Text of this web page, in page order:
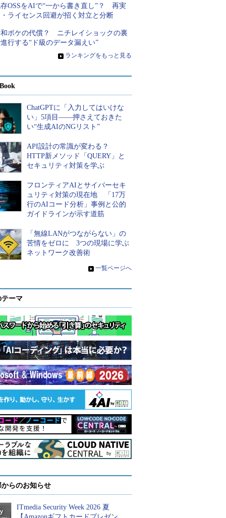
OSSをAIで“一から書き直し”？ 再実
ライセンス回避が招く対立と分断
ボケの代償？ ニチレイショックの裏
行する“ド級のデータ漏えい”
» ランキングをもっと見る
ChatGPTに「入力してはいけな
い」5項目――押さえておきた
い“生成AIのNGリスト”
API設計の常識が変わる？
HTTP新メソッド「QUERY」と
セキュリティ対策を学ぶ
フロンティアAIとサイバーセキ
ュリティ対策の現在地 「17万
行のAIコード分析」事例と公的
ガイドラインが示す道筋
「無線LANがつながらない」の
苦情をゼロに 3つの現場に学ぶ
ネットワーク改善術
» 一覧ページへ
ーマ
らのお知らせ
ITmedia Security Week 2026 夏